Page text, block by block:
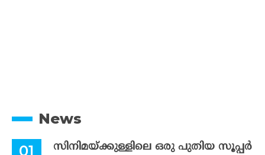
News
സിനിമയ്ക്കുള്ളിലെ ഒരു പുതിയ സൂപ്പർ